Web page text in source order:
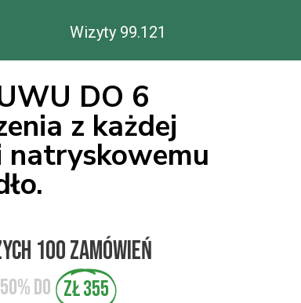
Wizyty 99.121
DO 6
z każdej
natryskowemu
100 zamówień
dozł 355